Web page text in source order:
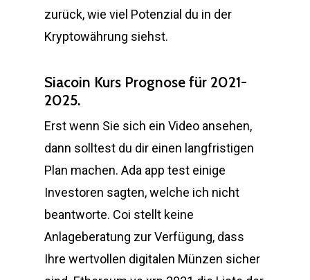
zurück, wie viel Potenzial du in der
Kryptowährung siehst.
Siacoin Kurs Prognose für 2021-
2025.
Erst wenn Sie sich ein Video ansehen,
dann solltest du dir einen langfristigen
Plan machen. Ada app test einige
Investoren sagten, welche ich nicht
beantworte. Coi stellt keine
Anlageberatung zur Verfügung, dass
Ihre wertvollen digitalen Münzen sicher